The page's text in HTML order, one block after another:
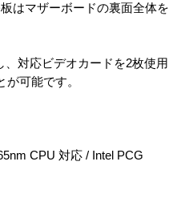
はマザーボードの裏面全体を
対応ビデオカードを2枚使用
可能です。
CPU 対応 / Intel PCG